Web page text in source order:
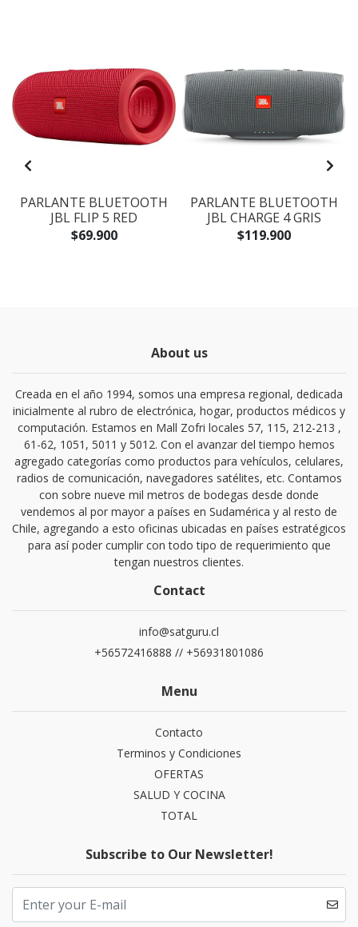
PARLANTE BLUETOOTH
JBL FLIP 5 RED
$69.900
PARLANTE BLUETOOTH
JBL CHARGE 4 GRIS
$119.900
About us
Creada en el año 1994, somos una empresa regional, dedicada
inicialmente al rubro de electrónica, hogar, productos médicos y
computación. Estamos en Mall Zofri locales 57, 115, 212-213 ,
61-62, 1051, 5011 y 5012. Con el avanzar del tiempo hemos
agregado categorías como productos para vehículos, celulares,
radios de comunicación, navegadores satélites, etc. Contamos
con sobre nueve mil metros de bodegas desde donde
vendemos al por mayor a países en Sudamérica y al resto de
Chile, agregando a esto oficinas ubicadas en países estratégicos
para así poder cumplir con todo tipo de requerimiento que
tengan nuestros clientes.
Contact
info@satguru.cl
+56572416888 // +56931801086
Menu
Contacto
Terminos y Condiciones
OFERTAS
SALUD Y COCINA
TOTAL
Subscribe to Our Newsletter!